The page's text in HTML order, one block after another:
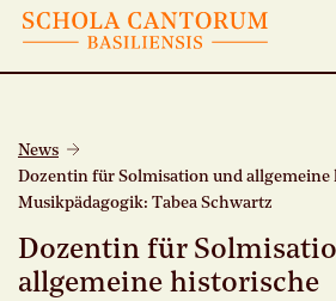
News
Dozentin für Solmisation und allgemeine
Musikpädagogik: Tabea Schwartz
Dozentin für
allgemeine historische